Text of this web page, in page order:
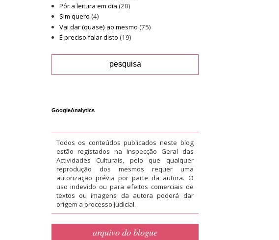
Pôr a leitura em dia (20)
Sim quero (4)
Vai dar (quase) ao mesmo (75)
É preciso falar disto (19)
GoogleAnalytics
Todos os conteúdos publicados neste blog
estão registados na Inspecção Geral das
Actividades Culturais, pelo que qualquer
reprodução dos mesmos requer uma
autorização prévia por parte da autora. O
uso indevido ou para efeitos comerciais de
textos ou imagens da autora poderá dar
origem a processo judicial.
arquivo do blogue